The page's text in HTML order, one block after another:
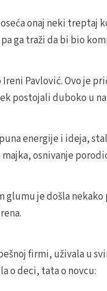
onaj neki treptaj
ga traži da bi bio
Pavlović. Ovo je
postojali duboko u
energije i ideja,
osnivanje
glumu je došla
firmi, uživala u
o deci, tata o novcu: